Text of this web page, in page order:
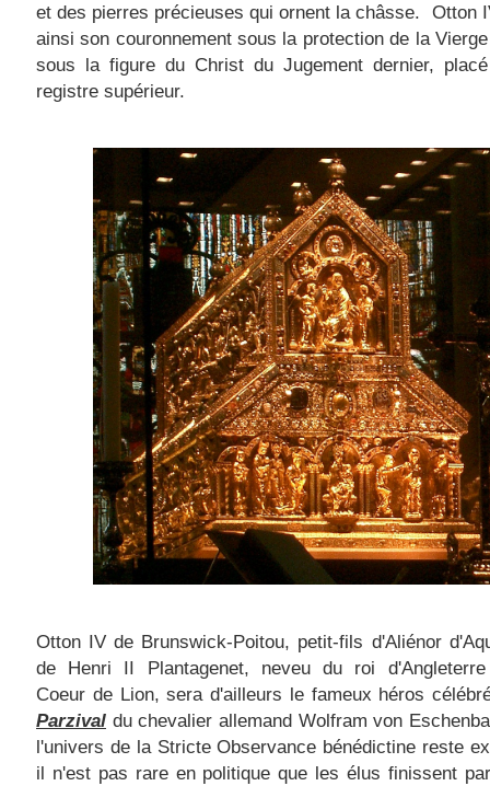
et des pierres précieuses qui ornent la châsse. Otton
ainsi son couronnement sous la protection de la
sous la figure du Christ du Jugement dernier,
registre supérieur.
Otton IV de Brunswick-Poitou, petit-fils d'Aliénor
de Henri II Plantagenet, neveu du roi d'Angleterre
Coeur de Lion, sera d'ailleurs le fameux héros
Parzival du chevalier allemand Wolfram von
l'univers de la Stricte Observance bénédictine reste
il n'est pas rare en politique que les élus finissent